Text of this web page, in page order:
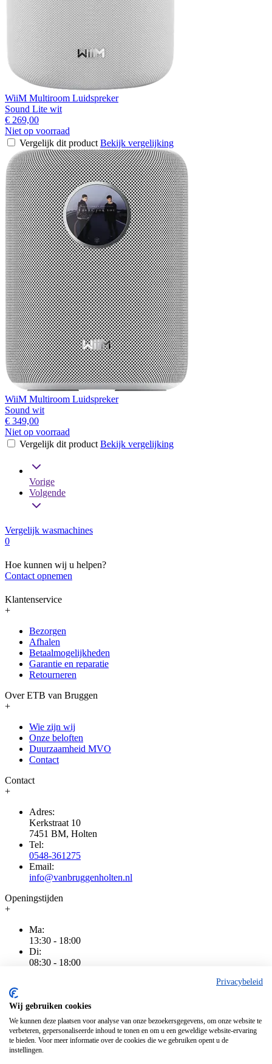
Privacybeleid
Wij gebruiken cookies
We kunnen deze plaatsen voor analyse van onze bezoekersgegevens, om onze website te
verbeteren, gepersonaliseerde inhoud te tonen en om u een geweldige website-ervaring
te bieden. Voor meer informatie over de cookies die we gebruiken opent u de
instellingen.
WiiM Multiroom Luidspreker
Sound Lite wit
€ 269,00
Niet op voorraad
Vergelijk dit product Bekijk vergelijking
WiiM Multiroom Luidspreker
Sound wit
€ 349,00
Niet op voorraad
Vergelijk dit product Bekijk vergelijking
Vorige
Volgende
Vergelijk wasmachines
0
Hoe kunnen wij u helpen?
Contact opnemen
Klantenservice
+
Bezorgen
Afhalen
Betaalmogelijkheden
Garantie en reparatie
Retourneren
Over ETB van Bruggen
+
Wie zijn wij
Onze beloften
Duurzaamheid MVO
Contact
Contact
+
Adres:
Kerkstraat 10
7451 BM, Holten
Tel:
0548-361275
Email:
info@vanbruggenholten.nl
Openingstijden
+
Ma:
13:30 - 18:00
Di:
08:30 - 18:00
08:30 - 20:00
08:30 - 18:00
Za:
08:30 - 16:00